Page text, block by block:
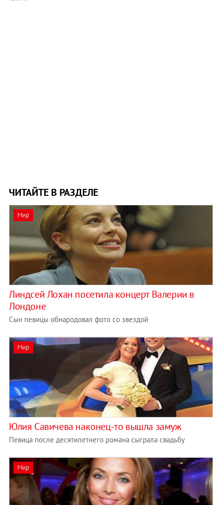
ЧИТАЙТЕ В РАЗДЕЛЕ
Мир
Линдсей Лохан посетила концерт Валерии в
Лондоне
Сын певицы обнародовал фото со звездой
Мир
Юлия Савичева наконец-то вышла замуж
Певица после десятилетнего романа сыграла свадьбу
Мир